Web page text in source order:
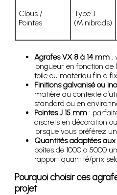
Clous /
Pointes
Type J
(Minibrads)
Agrafes VX 8 à 14 mm :
longueur en fonction de
toile ou matériau fin à
Finitions galvanisé ou
matière au contexte
standard ou en
Pointes J 15 mm :
discrets en décoration
lorsque vous préférez
Quantités adaptées
boîtes de 1000 à 5000
rapport quantité/prix
Pourquoi choisir ces
projet